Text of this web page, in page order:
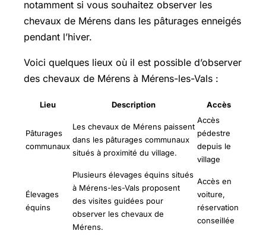
notamment si vous souhaitez observer les
chevaux de Mérens dans les pâturages enneigés
pendant l’hiver.
Voici quelques lieux où il est possible d’observer
des chevaux de Mérens à Mérens-les-Vals :
Lieu Description Accès
Pâturages
communaux
Les chevaux de Mérens paissent
dans les pâturages communaux
situés à proximité du village.
Accès
pédestre
depuis le
village
Élevages
équins
Plusieurs élevages équins situés
à Mérens-les-Vals proposent
des visites guidées pour
observer les chevaux de
Mérens.
Accès en
voiture,
réservation
conseillée